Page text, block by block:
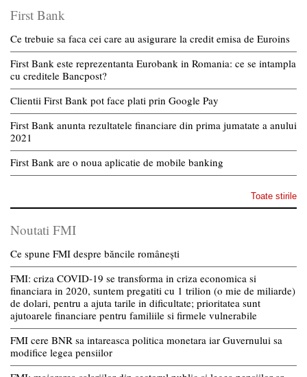
First Bank
Ce trebuie sa faca cei care au asigurare la credit emisa de Euroins
First Bank este reprezentanta Eurobank in Romania: ce se intampla
cu creditele Bancpost?
Clientii First Bank pot face plati prin Google Pay
First Bank anunta rezultatele financiare din prima jumatate a anului
2021
First Bank are o noua aplicatie de mobile banking
Toate stirile
Noutati FMI
Ce spune FMI despre băncile românești
FMI: criza COVID-19 se transforma in criza economica si
financiara in 2020, suntem pregatiti cu 1 trilion (o mie de miliarde)
de dolari, pentru a ajuta tarile in dificultate; prioritatea sunt
ajutoarele financiare pentru familiile si firmele vulnerabile
FMI cere BNR sa intareasca politica monetara iar Guvernului sa
modifice legea pensiilor